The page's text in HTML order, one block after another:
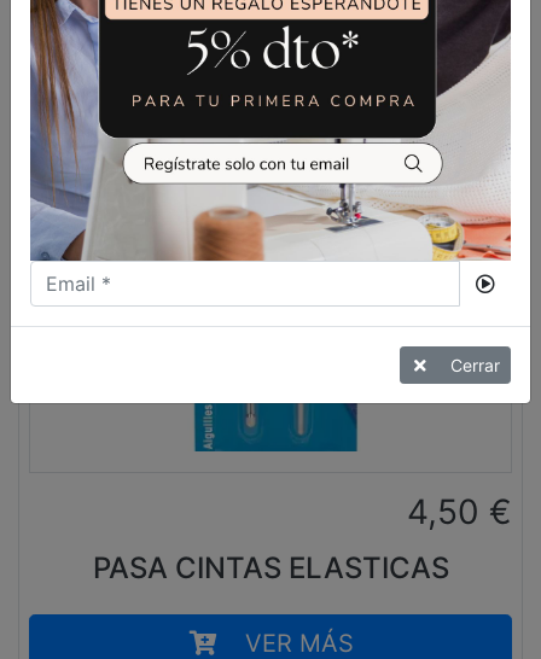
VER MÁS
4,50 €
PASA CINTAS ELASTICAS
VER MÁS
Cerrar